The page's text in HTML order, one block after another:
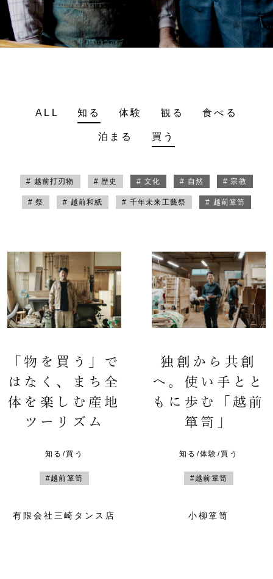
ALL 知る 体験 観る 食べる
泊まる 買う
# 越前打刃物 # 歴史 # 文化 # 自然 # 宗教
# 祭 # 越前和紙 # 千年未来工藝祭 # 越前箪笥
「物を買う」で
はなく、まち全
体を楽しむ産地
ツーリズム
知る/買う
#越前箪笥
有限会社三崎タンス店
独創から共創
へ。使い手とと
もに歩む「越前
箪笥」
知る/体験/買う
#越前箪笥
小柳箪笥